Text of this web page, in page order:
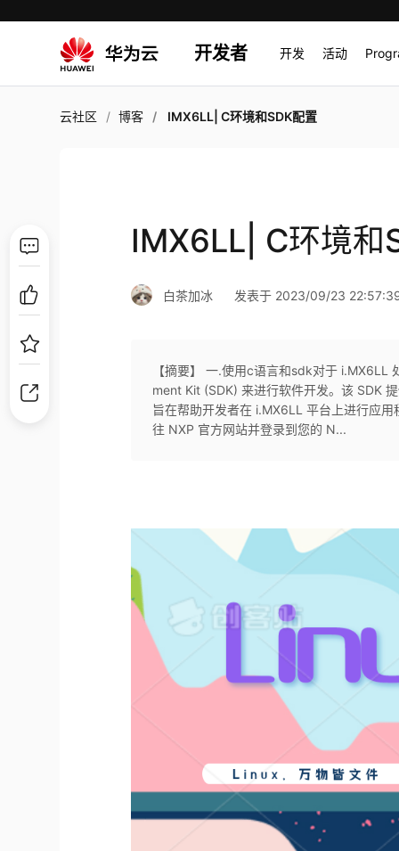
开发者 开发 活动
云社区 博客 IMX6LL| C环境和SDK配置
IMX6LL| C环境和
白茶加冰 发表于 2023/09/23
【摘要】 一.使用c语言和sdk对于
ment Kit (SDK) 来进行软件开发。该 SDK
旨在帮助开发者在 i.MX6LL 平台上进行应
往 NXP 官方网站并登录到您的 N...